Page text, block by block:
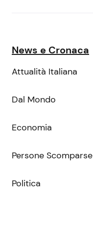
News e Cronaca
Attualità Italiana
Dal Mondo
Economia
Persone Scomparse
Politica